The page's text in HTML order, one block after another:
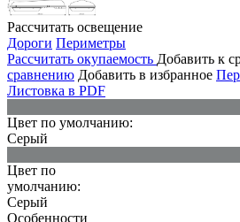
Рассчитать освещение
Дороги Периметры
Рассчитать окупаемость Добавить к
сравнению Добавить в избранное
Листовка в PDF
Цвет по умолчанию:
Серый
Цвет по
умолчанию:
Серый
Особенности